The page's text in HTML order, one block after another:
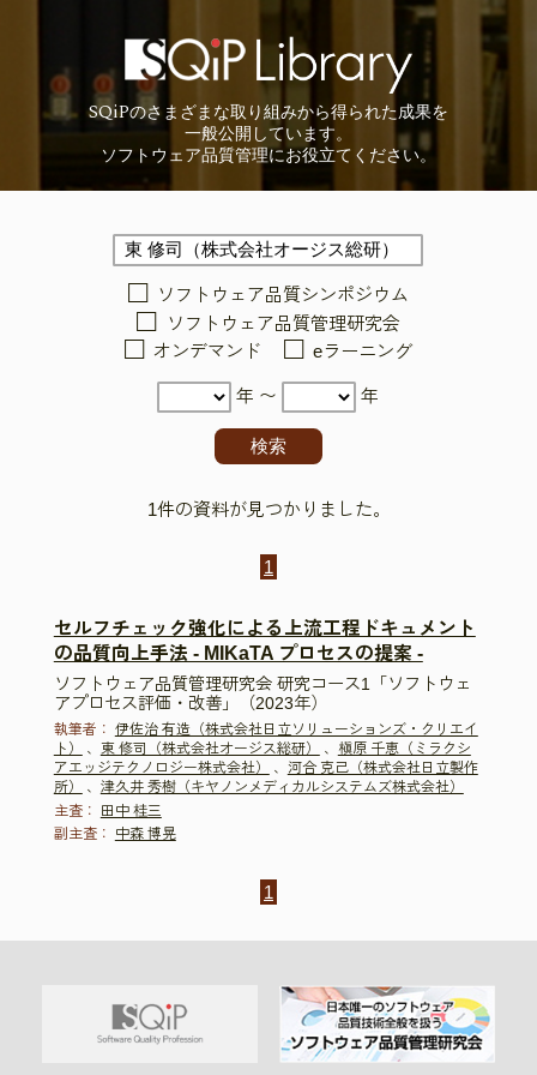
SQiPのさまざまな取り組みから得られた成果を
一般公開しています。
ソフトウェア品質管理にお役立てください。
ソフトウェア品質シンポジウム
ソフトウェア品質管理研究会
オンデマンド
eラーニング
年 〜 年
1件の資料が見つかりました。
1
セルフチェック強化による上流工程ドキュメント
の品質向上手法 - MIKaTA プロセスの提案 -
ソフトウェア品質管理研究会 研究コース1「ソフトウェ
アプロセス評価・改善」（2023年）
執筆者： 伊佐治 有造（株式会社日立ソリューションズ・クリエイ
ト）
、 東 修司（株式会社オージス総研） 、 槇原 千恵（ミラクシ
アエッジテクノロジー株式会社）
、 河合 克己（株式会社日立製作
所）
、 津久井 秀樹（キヤノンメディカルシステムズ株式会社）
主査：
田中 桂三
副主査：
中森 博晃
1